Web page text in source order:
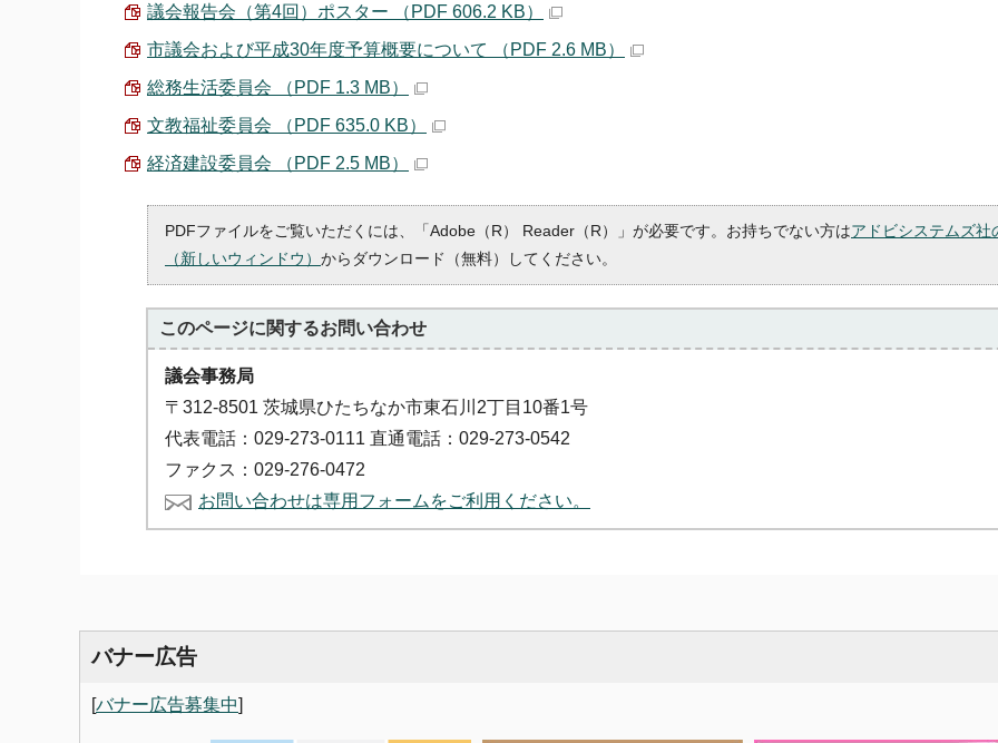
議会報告会（第4回）ポスター （PDF 606.2 KB）
市議会および平成30年度予算概要について （PDF 2.6 MB）
総務生活委員会 （PDF 1.3 MB）
文教福祉委員会 （PDF 635.0 KB）
経済建設委員会 （PDF 2.5 MB）
PDFファイルをご覧いただくには、「Adobe（R） Reader（R）」が必要です。お持ちでない方はアドビシステムズ社
（新しいウィンドウ） からダウンロード（無料）してください。
このページに関するお問い合わせ
議会事務局
〒312-8501 茨城県ひたちなか市東石川2丁目10番1号
代表電話：029-273-0111 直通電話：029-273-0542
ファクス：029-276-0472
お問い合わせは専用フォームをご利用ください。
バナー広告
[バナー広告募集中]